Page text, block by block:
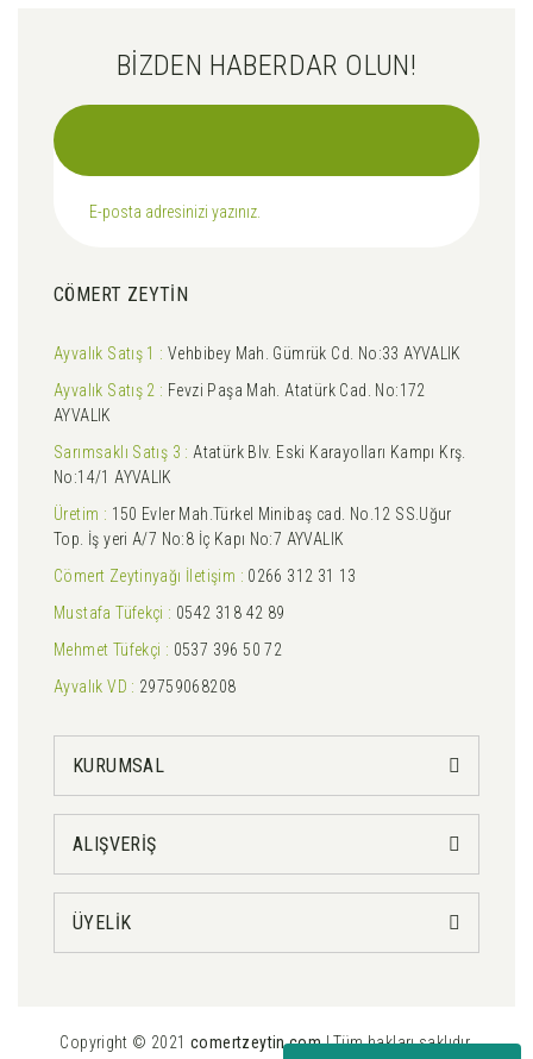
BİZDEN HABERDAR OLUN!
CÖMERT ZEYTİN
Ayvalık Satış 1 : Vehbibey Mah. Gümrük Cd. No:33 AYVALIK
Ayvalık Satış 2 : Fevzi Paşa Mah. Atatürk Cad. No:172
AYVALIK
Sarımsaklı Satış 3 : Atatürk Blv. Eski Karayolları Kampı Krş.
No:14/1 AYVALIK
Üretim : 150 Evler Mah.Türkel Minibaş cad. No.12 SS.Uğur
Top. İş yeri A/7 No:8 İç Kapı No:7 AYVALIK
Cömert Zeytinyağı İletişim : 0266 312 31 13
Mustafa Tüfekçi : 0542 318 42 89
Mehmet Tüfekçi : 0537 396 50 72
Ayvalık VD : 29759068208
KURUMSAL
ALIŞVERİŞ
ÜYELİK
Copyright © 2021 comertzeytin.com| Tüm hakları saklıdır.